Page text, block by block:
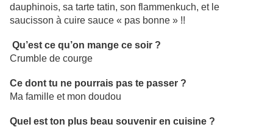
dauphinois, sa tarte tatin, son flammenkuch, et le
saucisson à cuire sauce « pas bonne » !!
Qu’est ce qu’on mange ce soir ?
Crumble de courge
Ce dont tu ne pourrais pas te passer ?
Ma famille et mon doudou
Quel est ton plus beau souvenir en cuisine ?